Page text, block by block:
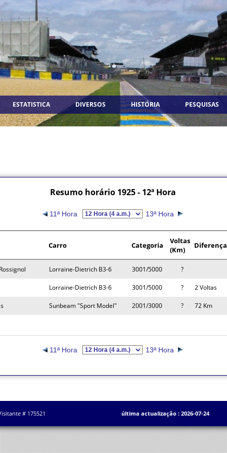
ESTATISTICA DIVERSOS HISTÓRIA PESQUISAS
Resumo horário 1925 - 12ª Hora
11ª Hora 13ª Hora
Carro Categoria
Voltas
(Km)
Diferença
Lorraine-Dietrich B3-6 3001/5000 ?
Lorraine-Dietrich B3-6 3001/5000 ? 2 Voltas
Sunbeam "Sport Model" 2001/3000 ? 72 Km
11ª Hora 13ª Hora
# 175521 última actualização : 2026-07-24